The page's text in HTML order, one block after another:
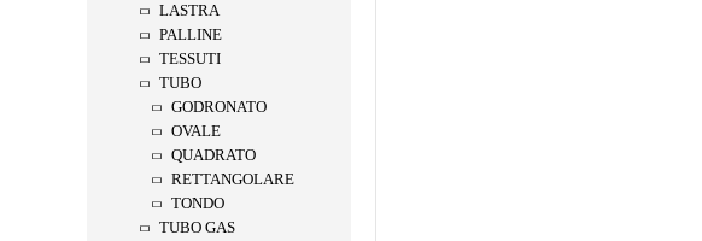
LASTRA
PALLINE
TESSUTI
TUBO
GODRONATO
OVALE
QUADRATO
RETTANGOLARE
TONDO
TUBO GAS